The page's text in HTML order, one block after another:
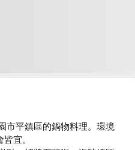
市平鎮區的鍋物料理。環境
宜。